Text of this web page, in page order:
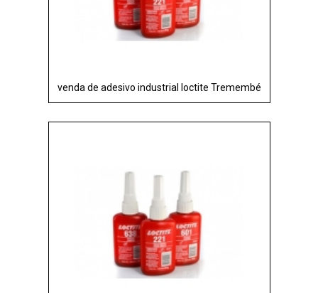
venda de adesivo industrial loctite Tremembé